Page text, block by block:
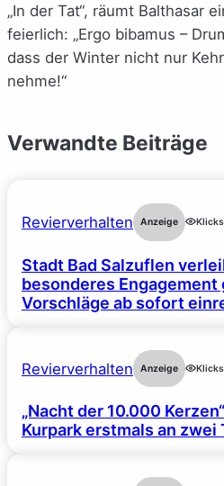
„In der Tat“, räumt Balthasar
feierlich: „Ergo bibamus –
dass der Winter nicht nur
nehme!“
Verwandte Beiträge
Revierverhalten Anzeige
Stadt Bad Salzuflen
besonderes Engagement
Vorschläge ab sofort
Revierverhalten Anzeige
„Nacht der 10.000
Kurpark erstmals an zwei